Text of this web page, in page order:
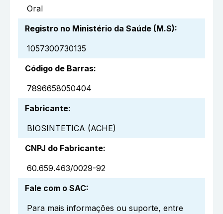
Oral
Registro no Ministério da Saúde (M.S):
1057300730135
Código de Barras:
7896658050404
Fabricante:
BIOSINTETICA (ACHE)
CNPJ do Fabricante:
60.659.463/0029-92
Fale com o SAC:
Para mais informações ou suporte, entre